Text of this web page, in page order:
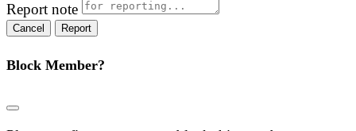
Report note
Report
Block Member?